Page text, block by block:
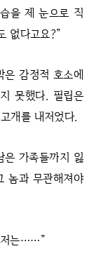
을 제 눈으로 직
없다고요?”
은 감정적 호소에
못했다. 필립은
개를 내저었다.
은 가족들까지 잃
놈과 무관해져야
저는……”